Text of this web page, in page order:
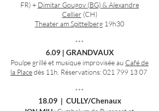
FR) + Dimitar Gougov (BG) & Alexandre
Cellier (CH)
Theater am Spittelberg 19h30
***
6.09 | GRANDVAUX
Poulpe grillé et musique improvisée au Café de
la Placedès 11h. Réservations:021 799 13 07
***
18.09 | CULLY/Chenaux